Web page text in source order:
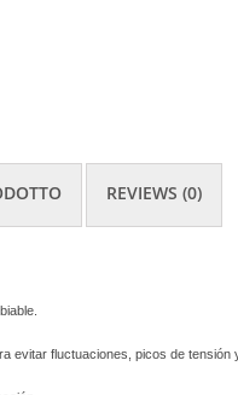
REVIEWS (0)
evitar fluctuaciones, picos de